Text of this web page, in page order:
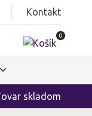
Kontakt
0
skladom